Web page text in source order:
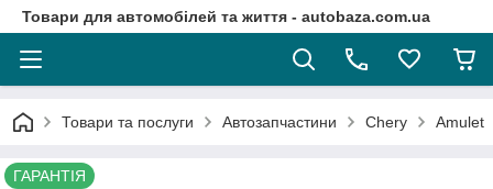
Товари для автомобілей та життя - autobaza.com.ua
Товари та послуги Автозапчастини Chery Amulet
ГАРАНТІЯ